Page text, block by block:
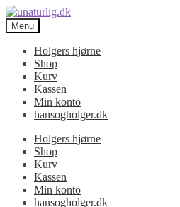
Spring
til
navigation
Spring
til
indhold
Menu
Holgers hjørne
Shop
Kurv
Kassen
Min konto
hansogholger.dk
Holgers hjørne
Shop
Kurv
Kassen
Min konto
hansogholger.dk